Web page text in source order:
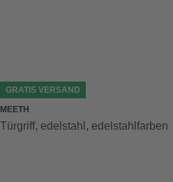
GRATIS VERSAND
MEETH
Türgriff, edelstahl, edelstahlfarben